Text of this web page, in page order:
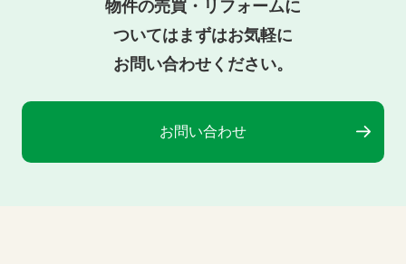
物件の売買・リフォームに
ついては まずはお気軽に
お問い合わせください。
お問い合わせ